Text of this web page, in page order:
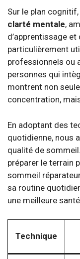
Sur le plan
clarté mentale,
d’apprentissage
particulièrement
professionnels ou
personnes qui
montrent non
concentration,
En adoptant des
quotidienne, nous
qualité de
préparer le terrain
sommeil
sa routine
une meilleure
Technique